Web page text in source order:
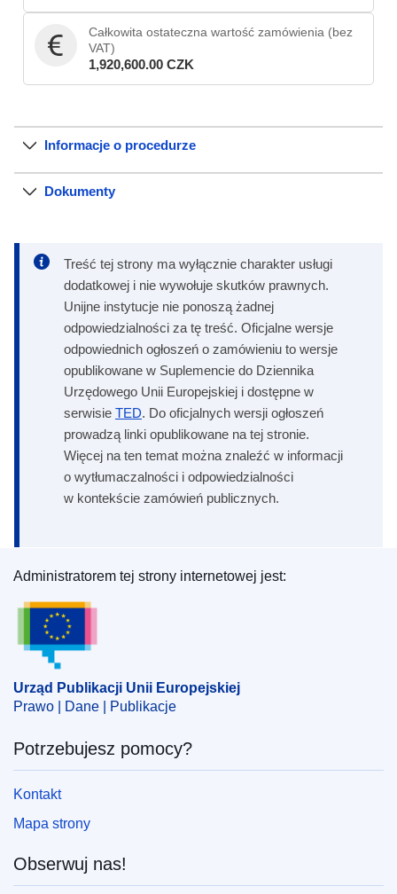
Całkowita ostateczna wartość zamówienia (bez
VAT)
1,920,600.00 CZK
Informacje o procedurze
Dokumenty
Treść tej strony ma wyłącznie charakter usługi
dodatkowej i nie wywołuje skutków prawnych.
Unijne instytucje nie ponoszą żadnej
odpowiedzialności za tę treść. Oficjalne wersje
odpowiednich ogłoszeń o zamówieniu to wersje
opublikowane w Suplemencie do Dziennika
Urzędowego Unii Europejskiej i dostępne w
serwisie TED. Do oficjalnych wersji ogłoszeń
prowadzą linki opublikowane na tej stronie.
Więcej na ten temat można znaleźć w informacji
o wytłumaczalności i odpowiedzialności
w kontekście zamówień publicznych.
Urząd Publikacji Unii Europejskiej
Administratorem tej strony internetowej jest:
Urząd Publikacji Unii Europejskiej
Prawo | Dane | Publikacje
Potrzebujesz pomocy?
Kontakt
Mapa strony
Obserwuj nas!